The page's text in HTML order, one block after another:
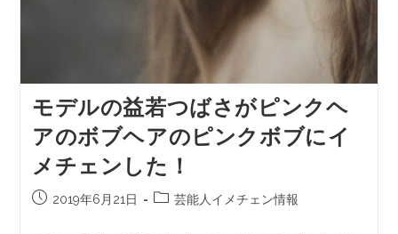
モデルの益若つばさがピンクヘ
アのボブヘアのピンクボブにイ
メチェンした！
2019年6月21日 芸能人イメチェン情報